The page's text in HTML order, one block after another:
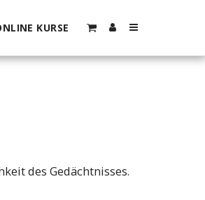
KURSE
des Gedächtnisses.